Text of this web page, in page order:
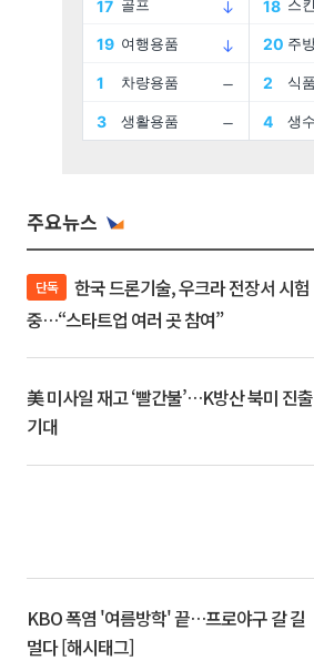
주요뉴스
단독
중…“스타트업 여러 곳 참여”
美 미사일 재고 ‘빨간불’…K방산 북미 진출
기대
KBO 폭염 '여름방학' 끝…프로야구 갈 길
멀다 [해시태그]